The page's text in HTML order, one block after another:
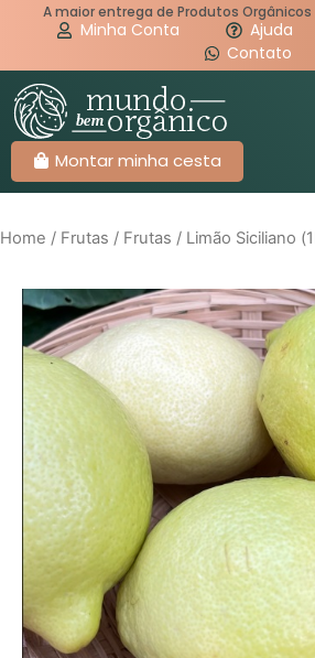
A maior entrega de Produtos Orgânicos
Minha Conta Ajuda
Contato
Montar minha cesta
Home / Frutas / Frutas / Limão Siciliano